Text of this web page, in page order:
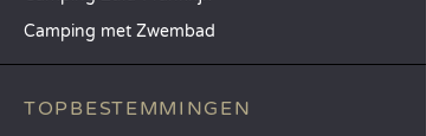
Camping met Zwembad
TOPBESTEMMINGEN